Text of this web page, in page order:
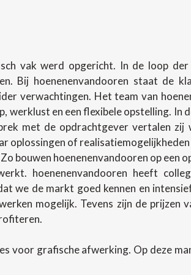
vak werd opgericht. In de loop
Bij hoenenenvandooren staat de
verwachtingen. Het team van
en een flexibele opstelling. In
met de opdrachtgever vertalen zij
oplossingen of
bouwen hoenenenvandooren op een
hoenenenvandooren heeft
we de markt goed kennen en
mogelijk. Tevens zijn de prijzen
voor grafische afwerking. Op deze